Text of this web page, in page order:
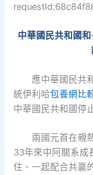
中華國民共和國和
應中華國民共
統伊利哈包養網比
中華國民共和國停
兩國元首在親
33年來中阿關系成
住、一起配合共贏